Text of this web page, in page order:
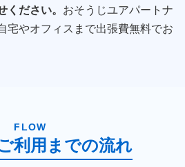
ださい。 おそうじユアパートナ
宅やオフィスまで出張費無料でお
FLOW
利用までの流れ